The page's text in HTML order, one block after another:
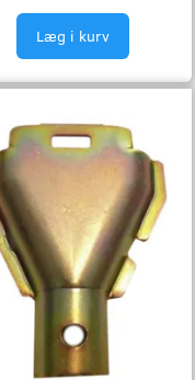
Læg i kurv